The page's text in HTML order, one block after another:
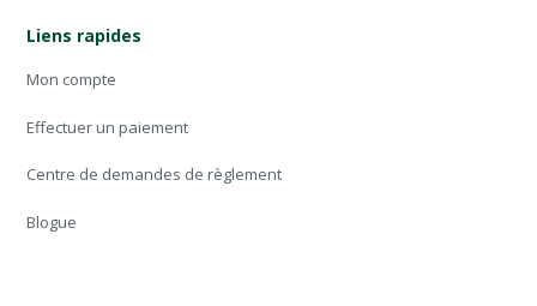
Liens rapides
Mon compte
Effectuer un paiement
Centre de demandes de règlement
Blogue